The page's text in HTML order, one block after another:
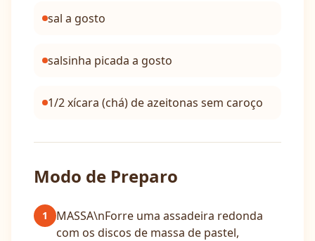
sal a gosto
salsinha picada a gosto
1/2 xícara (chá) de azeitonas sem caroço
Modo de Preparo
1
MASSA\nForre uma assadeira redonda
com os discos de massa de pastel,